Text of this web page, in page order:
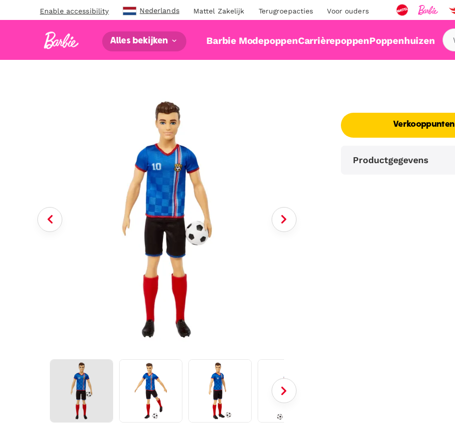
Enable accessibility Nederlands Mattel Zakelijk Terugroepacties Voor ouders
Alles bekijken Barbie ModepoppenCarrièrepoppenPoppenhuizen
Verkooppunten
Productgegevens